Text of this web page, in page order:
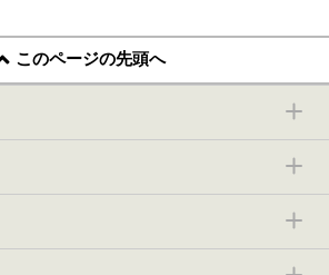
このページの先頭へ